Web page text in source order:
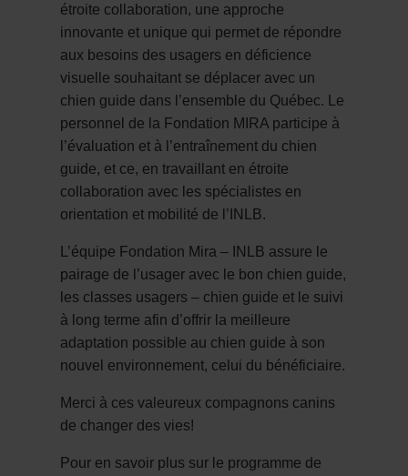
étroite collaboration, une approche
innovante et unique qui permet de répondre
aux besoins des usagers en déficience
visuelle souhaitant se déplacer avec un
chien guide dans l’ensemble du Québec. Le
personnel de la Fondation MIRA participe à
l’évaluation et à l’entraînement du chien
guide, et ce, en travaillant en étroite
collaboration avec les spécialistes en
orientation et mobilité de l’INLB.
L’équipe Fondation Mira – INLB assure le
pairage de l’usager avec le bon chien guide,
les classes usagers – chien guide et le suivi
à long terme afin d’offrir la meilleure
adaptation possible au chien guide à son
nouvel environnement, celui du bénéficiaire.
Merci à ces valeureux compagnons canins
de changer des vies!
Pour en savoir plus sur le programme de